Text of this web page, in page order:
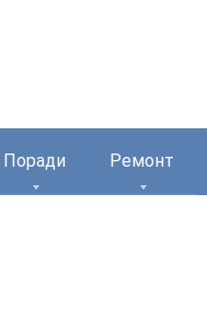
Поради Ремонт